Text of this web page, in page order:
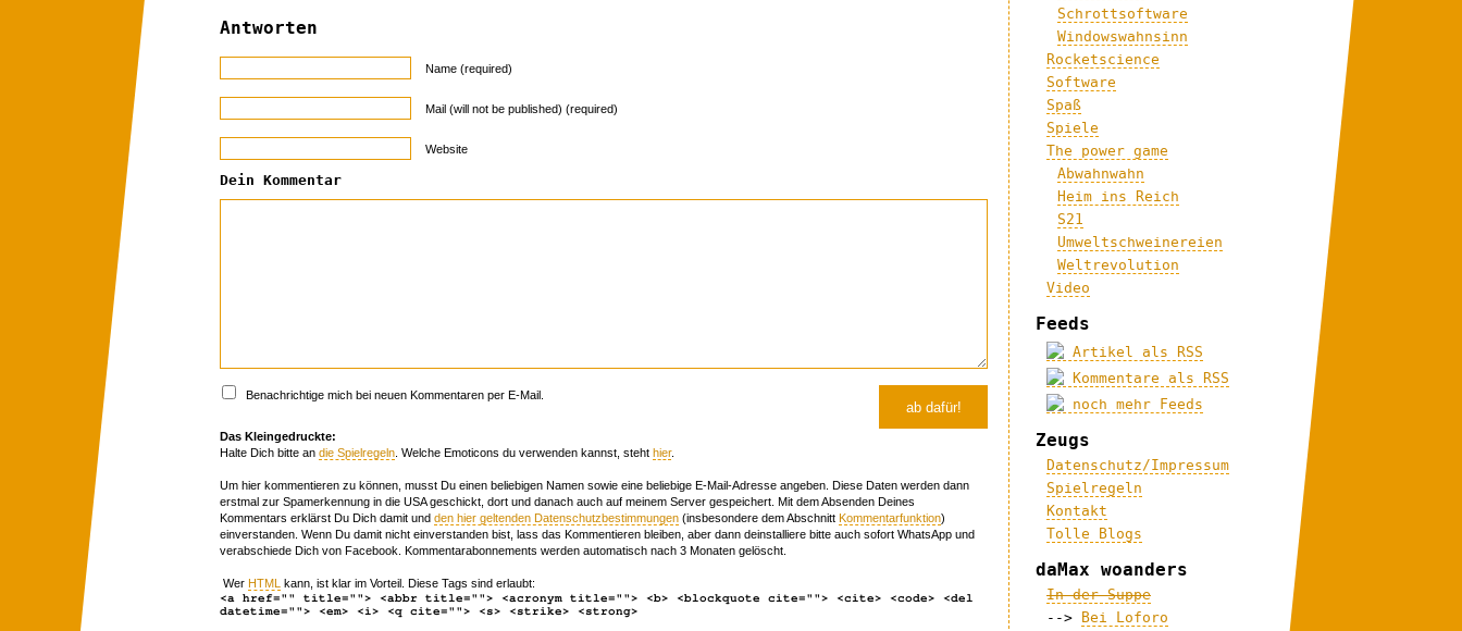
Antworten
Name (required)
Mail (will not be published) (required)
Website
Dein Kommentar
Benachrichtige mich bei neuen Kommentaren per E-Mail.
Das Kleingedruckte:
Halte Dich bitte an die Spielregeln . Welche Emoticons du verwenden kannst, steht hier.
Um hier kommentieren zu können, musst Du einen beliebigen Namen sowie eine beliebige E-Mail-Adresse angeben. Diese Daten werden dann
erstmal zur Spamerkennung in die USA geschickt, dort und danach auch auf meinem Server gespeichert. Mit dem Absenden Deines
Kommentars erklärst Du Dich damit und den hier geltenden Datenschutzbestimmungen (insbesondere dem Abschnitt Kommentarfunktion)
einverstanden. Wenn Du damit nicht einverstanden bist, lass das Kommentieren bleiben, aber dann deinstalliere bitte auch sofort WhatsApp und
verabschiede Dich von Facebook. Kommentarabonnements werden automatisch nach 3 Monaten gelöscht.
Wer HTML kann, ist klar im Vorteil. Diese Tags sind erlaubt:
<a href="" title=""> <abbr title=""> <acronym title=""> <b> <blockquote cite=""> <cite> <code> <del
datetime=""> <em> <i> <q cite=""> <s> <strike> <strong>
Schrottsoftware
Windowswahnsinn
Rocketscience
Software
Spaß
Spiele
The power game
Abwahnwahn
Heim ins Reich
S21
Umweltschweinereien
Weltrevolution
Video
Feeds
Artikel als RSS
Kommentare als RSS
noch mehr Feeds
Zeugs
Datenschutz/Impressum
Spielregeln
Kontakt
Tolle Blogs
daMax woanders
In der Suppe
-->
Bei Loforo